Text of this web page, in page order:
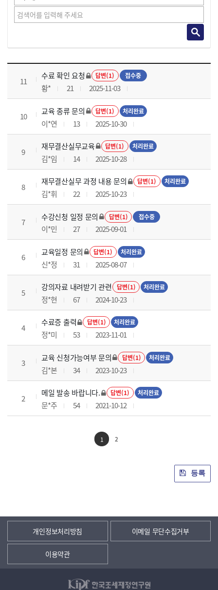
재무결산실무 과정 목록 으로 번호, 제목, 작성자, 조회수, 등록 일로 나열 되고 있습니다.
11
수료 확인 요청 답변(1) 접수중
황* 21 2025-11-03
10
교육 종류 문의 답변(1) 처리완료
이*연 13 2025-10-30
9
재무결산실무교육 답변(1) 처리완료
김*임 14 2025-10-28
8
재무결산실무 과정 내용 문의 답변(1) 처리완료
김*휘 22 2025-10-23
7
수강신청 일정 문의 답변(1) 접수중
이*민 27 2025-09-01
6
교육일정 문의 답변(1) 처리완료
신*정 31 2025-08-07
5
강의자료 내려받기 관련 답변(1) 처리완료
정*현 67 2024-10-23
4
수료증 출력 답변(1) 처리완료
정*미 53 2023-11-01
3
교육 신청가능여부 문의 답변(1) 처리완료
김*본 34 2023-10-23
2
메일 발송 바랍니다. 답변(1) 처리완료
문*주 54 2021-10-12
1 2
등록
개인정보처리방침 이메일 무단수집거부
이용약관